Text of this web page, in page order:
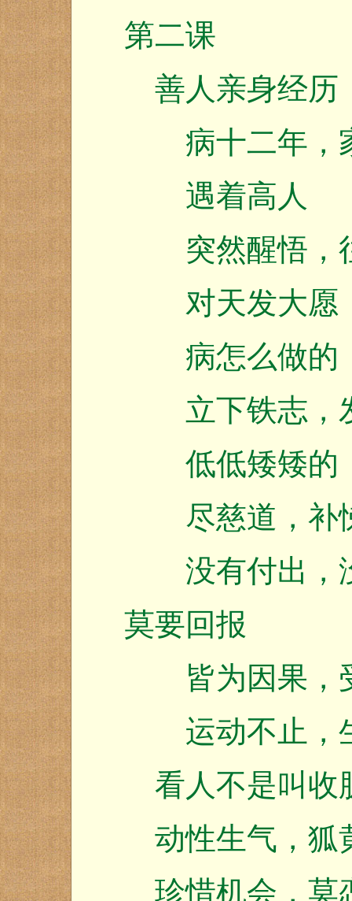
第二课
善人亲身经历
病十二年，
遇着高人
突然醒悟，
对天发大愿
病怎么做的
立下铁志，
低低矮矮的
尽慈道，补
没有付出，
莫要回报
皆为因果，
运动不止，
看人不是叫收
动性生气，狐
珍惜机会，莫